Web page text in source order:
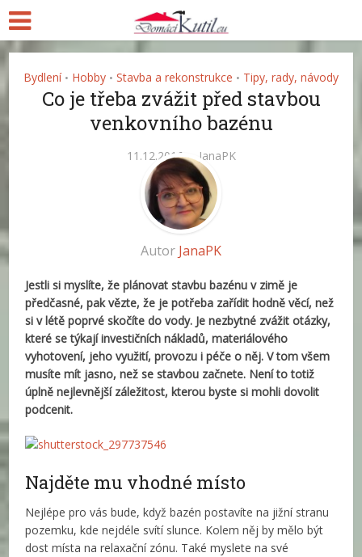
Bydlení • Hobby • Stavba a rekonstrukce • Tipy, rady, návody
Co je třeba zvážit před stavbou
venkovního bazénu
11.12.2016 JanaPK
Autor JanaPK
Jestli si myslíte, že plánovat stavbu bazénu v zimě je
předčasné, pak vězte, že je potřeba zařídit hodně věcí, než
si v létě poprvé skočíte do vody. Je nezbytné zvážit otázky,
které se týkají investičních nákladů, materiálového
vyhotovení, jeho využití, provozu i péče o něj. V tom všem
musíte mít jasno, než se stavbou začnete. Není to totiž
úplně nejlevnější záležitost, kterou byste si mohli dovolit
podcenit.
Najděte mu vhodné místo
Nejlépe pro vás bude, když bazén postavíte na jižní stranu
pozemku, kde nejdéle svítí slunce. Kolem něj by mělo být
dost místa na relaxační zónu. Také myslete na své